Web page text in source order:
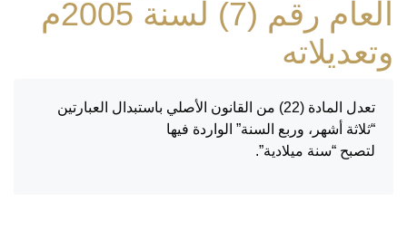
العام رقم (7) لسنة 2005م
وتعديلاته
تعدل المادة (22) من القانون الأصلي باستبدال العبارتين
“ثلاثة أشهر، وربع السنة” الواردة فيها
لتصبح “سنة ميلادية”.